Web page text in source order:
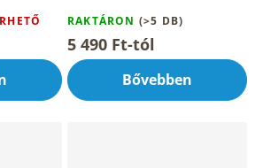
termék
átlagos
értékelése
5-
ből
5,0
RAKTÁRON (>5 DB)
5 490 Ft-tól
Bővebben